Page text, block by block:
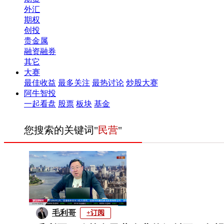
外汇
期权
创投
贵金属
融资融券
其它
大赛
最佳收益 最多关注 最热讨论 炒股大赛
阿牛智投
一起看盘 股票 板块 基金
您搜索的关键词"民营"
毛利哥 +订阅